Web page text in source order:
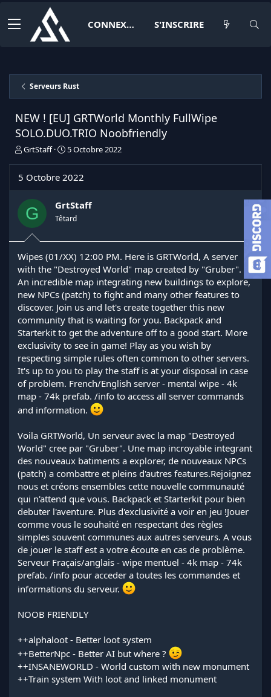
CONNEXION S'INSCRIRE
Serveurs Rust
NEW ! [EU] GRTWorld Monthly FullWipe
SOLO.DUO.TRIO Noobfriendly
I
a
e
u
d
e
l
d
i
s
c
u
s
s
i
o
n
GrtStaff
D
e
e
é
t
5 Octobre 2022
5 Octobre 2022
G GrtStaff
Têtard
Wipes (01/XX) 12:00 PM. Here is GRTWorld, A server
with the "Destroyed World" map created by "Gruber".
An incredible map integrating new buildings to explore,
new NPCs (patch) to fight and many other features to
discover. Join us and let's create together this new
community that is waiting for you. Backpack and
Starterkit to get the adventure off to a good start. More
exclusivity to see in game! Play as you wish by
respecting simple rules often common to other servers.
It's up to you to play the staff is at your disposal in case
of problem. French/English server - mental wipe - 4k
map - 74k prefab. /info to access all server commands
and information.
Voila GRTWorld, Un serveur avec la map "Destroyed
World" cree par "Gruber". Une map incroyable integrant
des nouveaux batiments a explorer, de nouveaux NPCs
(patch) a combattre et pleins d'autres features.Rejoignez
nous et créons ensembles cette nouvelle communauté
qui n'attend que vous. Backpack et Starterkit pour bien
debuter l'aventure. Plus d'exclusivité a voir en jeu !Jouer
comme vous le souhaité en respectant des règles
simples souvent communes aux autres serveurs. A vous
de jouer le staff est a votre écoute en cas de problème.
Serveur Fraçais/anglais - wipe mentuel - 4k map - 74k
prefab. /info pour acceder a toutes les commandes et
informations du serveur.
NOOB FRIENDLY
++alphaloot - Better loot system
++BetterNpc - Better AI but where ?
++INSANEWORLD - World custom with new monument
++Train system With loot and linked monument